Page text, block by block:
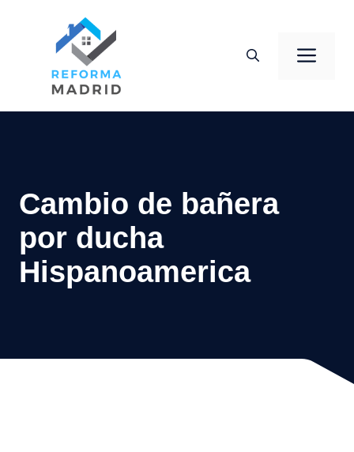
contenido
Cambio de bañera
por ducha
Hispanoamerica